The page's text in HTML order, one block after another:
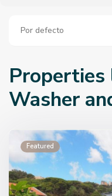
Por defecto
Washer
Featured